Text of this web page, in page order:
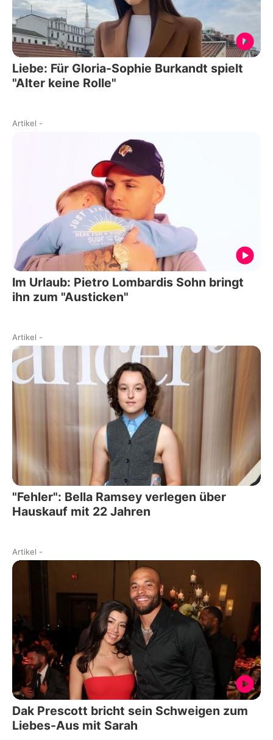
Liebe: Für Gloria-Sophie Burkandt spielt
"Alter keine Rolle"
Artikel -
Im Urlaub: Pietro Lombardis Sohn bringt
ihn zum "Austicken"
Artikel -
"Fehler": Bella Ramsey verlegen über
Hauskauf mit 22 Jahren
Artikel -
Dak Prescott bricht sein Schweigen zum
Liebes-Aus mit Sarah